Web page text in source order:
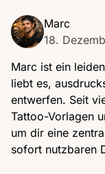
Marc
18.
Marc ist ein
liebt es,
entwerfen. Seit
Tattoo-Vorlagen
um dir eine
sofort nutzbaren